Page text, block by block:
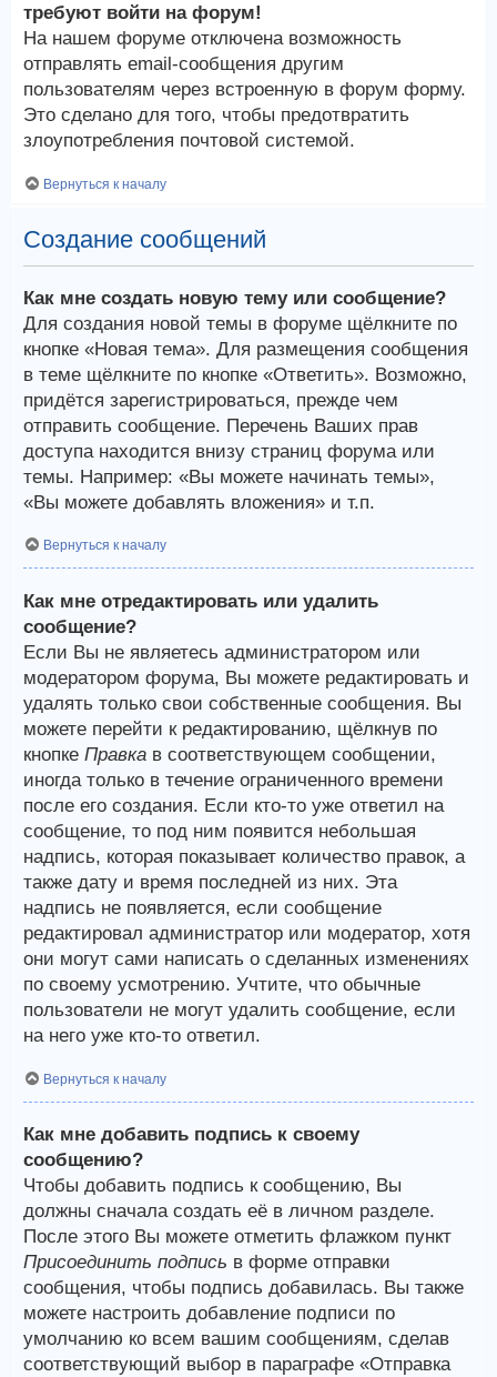
требуют войти на форум!
На нашем форуме отключена возможность
отправлять email-сообщения другим
пользователям через встроенную в форум форму.
Это сделано для того, чтобы предотвратить
злоупотребления почтовой системой.
Вернуться к началу
Создание сообщений
Как мне создать новую тему или сообщение?
Для создания новой темы в форуме щёлкните по
кнопке «Новая тема». Для размещения сообщения
в теме щёлкните по кнопке «Ответить». Возможно,
придётся зарегистрироваться, прежде чем
отправить сообщение. Перечень Ваших прав
доступа находится внизу страниц форума или
темы. Например: «Вы можете начинать темы»,
«Вы можете добавлять вложения» и т.п.
Вернуться к началу
Как мне отредактировать или удалить
сообщение?
Если Вы не являетесь администратором или
модератором форума, Вы можете редактировать и
удалять только свои собственные сообщения. Вы
можете перейти к редактированию, щёлкнув по
кнопке Правка в соответствующем сообщении,
иногда только в течение ограниченного времени
после его создания. Если кто-то уже ответил на
сообщение, то под ним появится небольшая
надпись, которая показывает количество правок, а
также дату и время последней из них. Эта
надпись не появляется, если сообщение
редактировал администратор или модератор, хотя
они могут сами написать о сделанных изменениях
по своему усмотрению. Учтите, что обычные
пользователи не могут удалить сообщение, если
на него уже кто-то ответил.
Вернуться к началу
Как мне добавить подпись к своему
сообщению?
Чтобы добавить подпись к сообщению, Вы
должны сначала создать её в личном разделе.
После этого Вы можете отметить флажком пункт
Присоединить подпись в форме отправки
сообщения, чтобы подпись добавилась. Вы также
можете настроить добавление подписи по
умолчанию ко всем вашим сообщениям, сделав
соответствующий выбор в параграфе «Отправка